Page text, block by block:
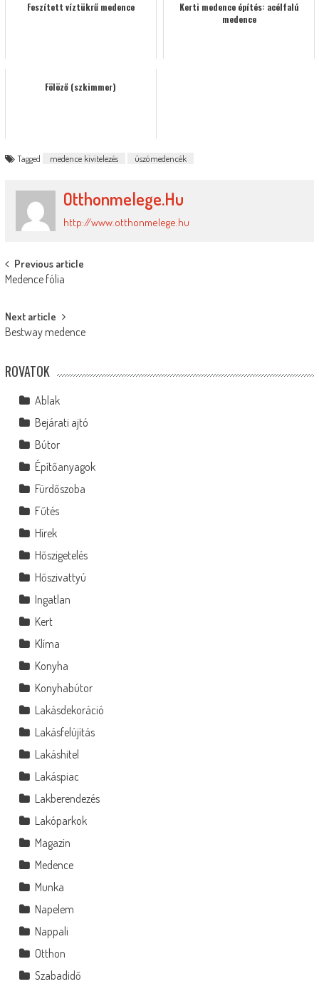
Feszített víztükrű medence
Kerti medence építés: acélfalú
medence
Fölöző (szkimmer)
Tagged medence kivitelezés úszómedencék
Otthonmelege.hu
http://www.otthonmelege.hu
Post
navigation
Previous article
Medence fólia
Next article
Bestway medence
ROVATOK
Ablak
Bejárati ajtó
Bútor
Építőanyagok
Fürdőszoba
Fűtés
Hírek
Hőszigetelés
Hőszivattyú
Ingatlan
Kert
Klíma
Konyha
Konyhabútor
Lakásdekoráció
Lakásfelújítás
Lakáshitel
Lakáspiac
Lakberendezés
Lakóparkok
Magazin
Medence
Munka
Napelem
Nappali
Otthon
Szabadidő